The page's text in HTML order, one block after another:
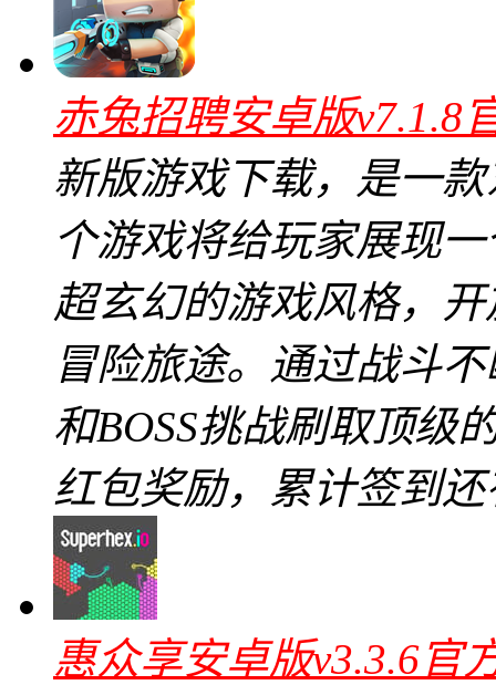
赤兔招聘安卓版v7.1.8
新版游戏下载，是一
个游戏将给玩家展现
超玄幻的游戏风格，
冒险旅途。通过战斗
和BOSS挑战刷取顶级
红包奖励，累计签到
惠众享安卓版v3.3.6官